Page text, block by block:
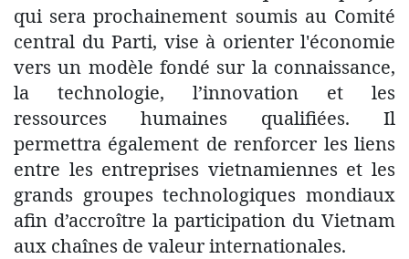
qui sera prochainement soumis au Comité
central du Parti, vise à orienter l'économie
vers un modèle fondé sur la connaissance,
la technologie, l’innovation et les
ressources humaines qualifiées. Il
permettra également de renforcer les liens
entre les entreprises vietnamiennes et les
grands groupes technologiques mondiaux
afin d’accroître la participation du Vietnam
aux chaînes de valeur internationales.